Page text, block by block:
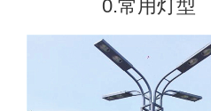
0.常用灯型